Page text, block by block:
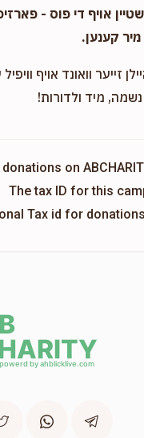
אויף די פוס -
קענען.
זייער וואונד אויף
מיד ולדורות!
on
The tax ID for this
Tax id for